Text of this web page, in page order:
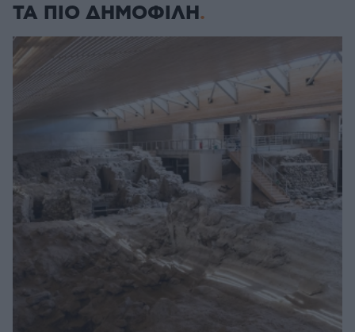
ΤΑ ΠΙΟ ΔΗΜΟΦΙΛΗ